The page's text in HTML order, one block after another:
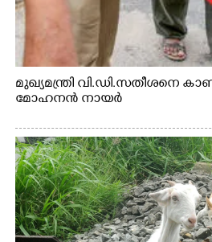
മുഖ്യമന്ത്രി വി.ഡി.സതീശനെ
മോഹനൻ നായർ